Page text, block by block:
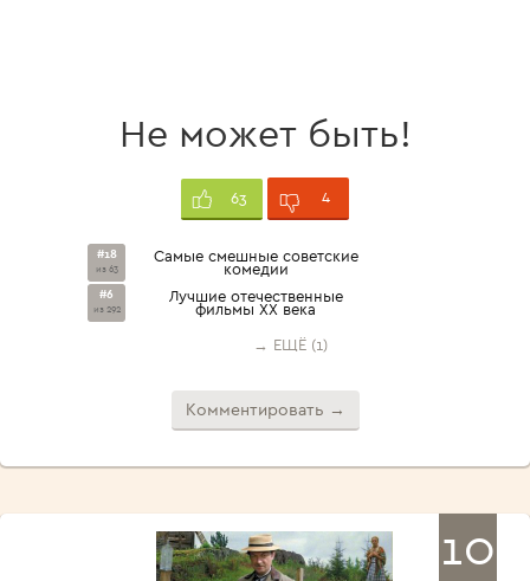
Не может быть!
63 4
#18
из 63
Самые смешные советские
комедии
#6
из 292
Лучшие отечественные
фильмы XX века
→ ЕЩЁ (1)
Комментировать →
10